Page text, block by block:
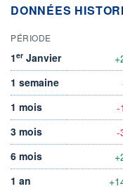
DONNÉES
PÉRIODE
1er Janvier
1 semaine
1 mois
-
3 mois
-
6 mois
1 an